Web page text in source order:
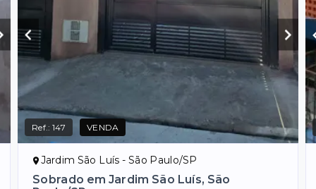
Ref.:147 VENDA
Jardim São Luís - São Paulo/SP
Sobrado em Jardim São Luís, São